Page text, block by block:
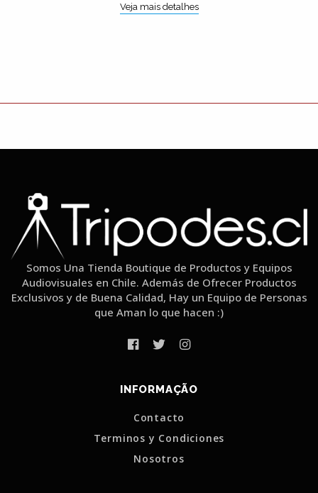
Veja mais detalhes
Somos Una Tienda Boutique de Productos y Equipos
Audiovisuales en Chile. Además de Ofrecer Productos
Exclusivos y de Buena Calidad, Hay un Equipo de Personas
que Aman lo que hacen :)
INFORMAÇÃO
Contacto
Terminos y Condiciones
Nosotros